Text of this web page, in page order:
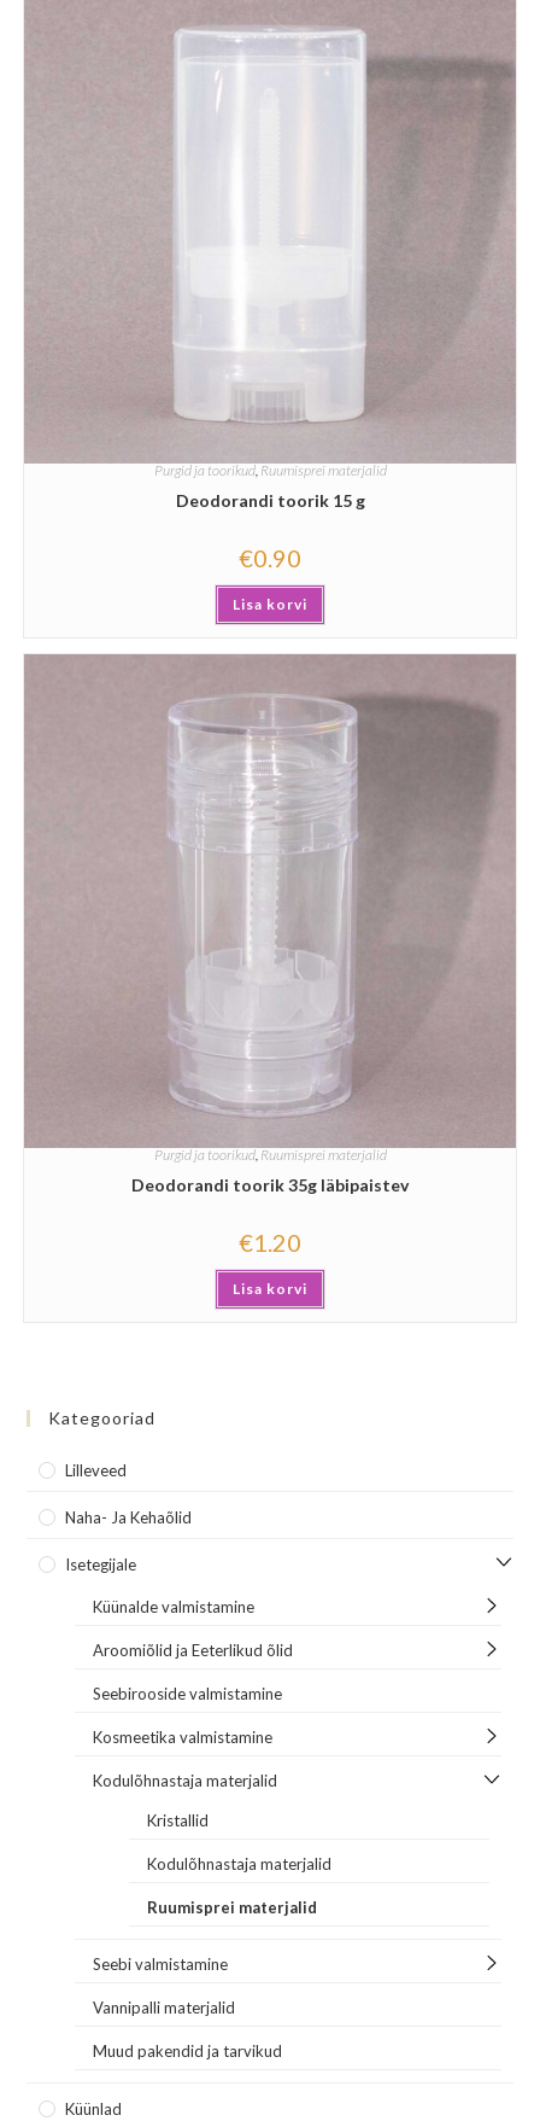
Purgid ja toorikud,Ruumisprei materjalid
Deodorandi toorik 15 g
€0.90
Lisa korvi
Purgid ja toorikud, Ruumisprei materjalid
Deodorandi toorik 35g läbipaistev
€1.20
Lisa korvi
Kategooriad
Lilleveed
Naha- Ja Kehaõlid
Isetegijale
Küünalde valmistamine
Aroomiõlid ja Eeterlikud õlid
Seebirooside valmistamine
Kosmeetika valmistamine
Kodulõhnastaja materjalid
Kristallid
Kodulõhnastaja materjalid
Ruumisprei materjalid
Seebi valmistamine
Vannipalli materjalid
Muud pakendid ja tarvikud
Küünlad